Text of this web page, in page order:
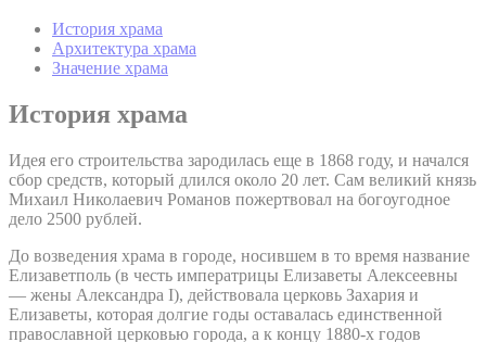
История храма
Архитектура храма
Значение храма
История храма
Идея его строительства зародилась еще в 1868 году, и начался
сбор средств, который длился около 20 лет. Сам великий князь
Михаил Николаевич Романов пожертвовал на богоугодное
дело 2500 рублей.
До возведения храма в городе, носившем в то время название
Елизаветполь (в честь императрицы Елизаветы Алексеевны
— жены Александра I), действовала церковь Захария и
Елизаветы, которая долгие годы оставалась единственной
православной церковью города, а к концу 1880-х годов